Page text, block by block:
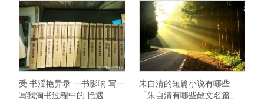
受 书淫艳异录 一书影响 写一
写我淘书过程中的 艳遇
朱自清的短篇小说有哪些
「朱自清有哪些散文名篇」